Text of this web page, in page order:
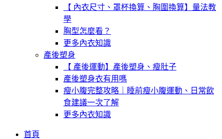
【 內衣尺寸、罩杯換算、胸圍換算】量法教
學
胸型怎麼看？
更多內衣知識
產後塑身
【 產後運動】產後塑身、瘦肚子
產後塑身衣有用嗎
瘦小腹完整攻略｜睡前瘦小腹運動、日常飲
食建議一次了解
更多內衣知識
首頁